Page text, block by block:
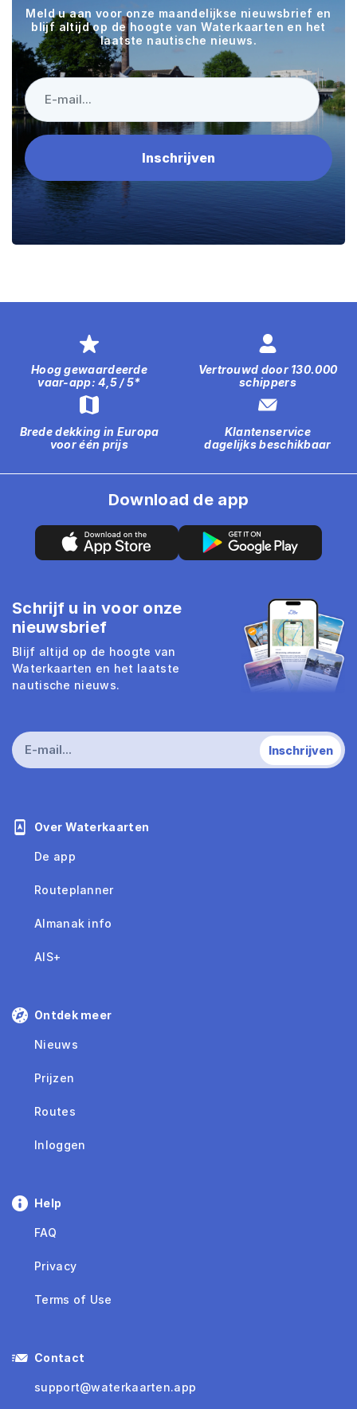
Meld u aan voor onze maandelijkse nieuwsbrief en
blijf altijd op de hoogte van Waterkaarten en het
laatste nautische nieuws.
Hoog gewaardeerde
vaar-app: 4,5 / 5*
Vertrouwd door 130.000
schippers
Brede dekking in Europa
voor één prijs
Klantenservice
dagelijks beschikbaar
Over Waterkaarten
De app
Routeplanner
Almanak info
AIS+
Ontdek meer
Nieuws
Prijzen
Routes
Inloggen
Help
FAQ
Privacy
Terms of Use
Contact
support@waterkaarten.app
Download de app
Schrijf u in voor onze
nieuwsbrief
Blijf altijd op de hoogte van
Waterkaarten en het laatste
nautische nieuws.